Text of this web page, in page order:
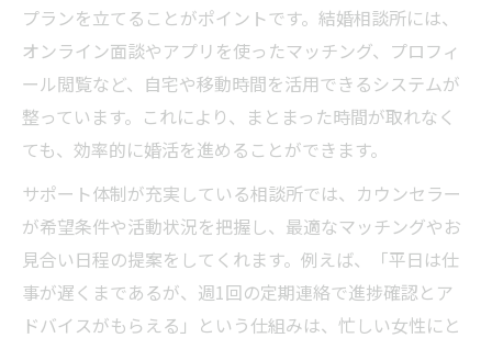
プランを立てることがポイントです。結婚相談所には、
オンライン面談やアプリを使ったマッチング、プロフィ
ール閲覧など、自宅や移動時間を活用できるシステムが
整っています。これにより、まとまった時間が取れなく
ても、効率的に婚活を進めることができます。
サポート体制が充実している相談所では、カウンセラー
が希望条件や活動状況を把握し、最適なマッチングやお
見合い日程の提案をしてくれます。例えば、「平日は仕
事が遅くまであるが、週1回の定期連絡で進捗確認とア
ドバイスがもらえる」という仕組みは、忙しい女性にと